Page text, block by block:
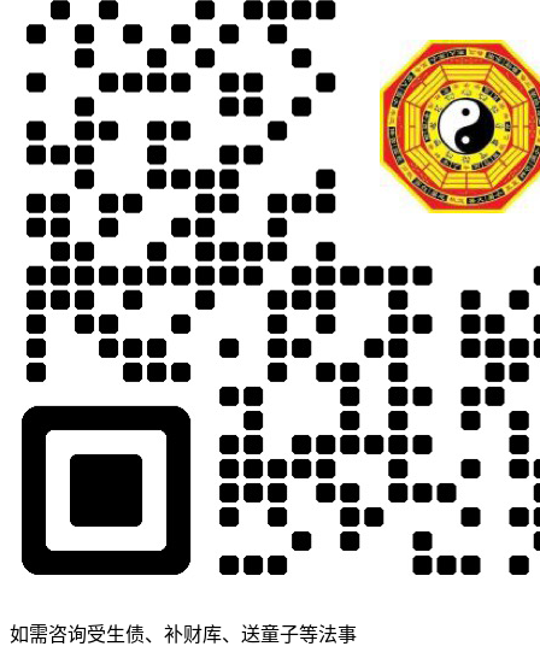
如需咨询受生债、补财库、送童子等法事